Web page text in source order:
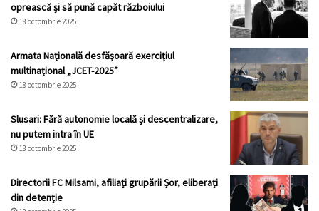
oprească și să pună capăt războiului
18 octombrie 2025
Armata Națională desfășoară exercițiul
multinațional „JCET-2025”
18 octombrie 2025
Slusari: Fără autonomie locală și descentralizare,
nu putem intra în UE
18 octombrie 2025
Directorii FC Milsami, afiliați grupării Șor, eliberați
din detenție